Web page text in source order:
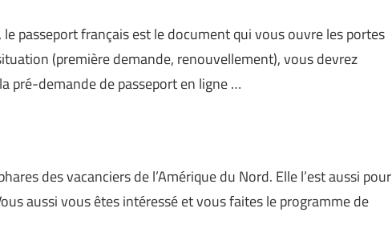
passeport français est le document qui vous ouvre les portes
(première demande, renouvellement), vous devrez
pré-demande de passeport en ligne …
des vacanciers de l’Amérique du Nord. Elle l’est aussi pour
aussi vous êtes intéressé et vous faites le programme de